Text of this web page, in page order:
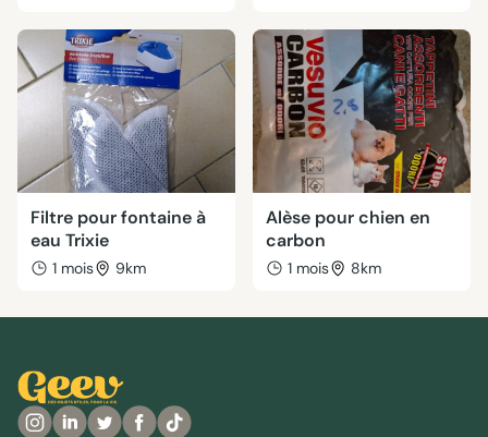
Filtre pour fontaine à
eau Trixie
1 mois 9km
Alèse pour chien en
carbon
1 mois 8km